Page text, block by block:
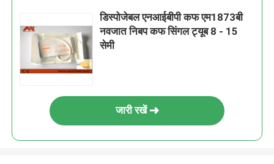
डिस्पोजेबल एनआईबीपी कफ एम1873बी
नवजात निबप कफ सिंगल ट्यूब 8 - 15
सेमी
जारी रखें